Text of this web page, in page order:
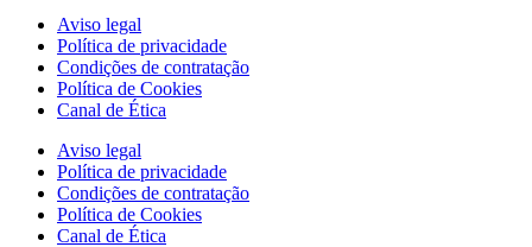
Aviso legal
Política de privacidade
Condições de contratação
Política de Cookies
Canal de Ética
Aviso legal
Política de privacidade
Condições de contratação
Política de Cookies
Canal de Ética